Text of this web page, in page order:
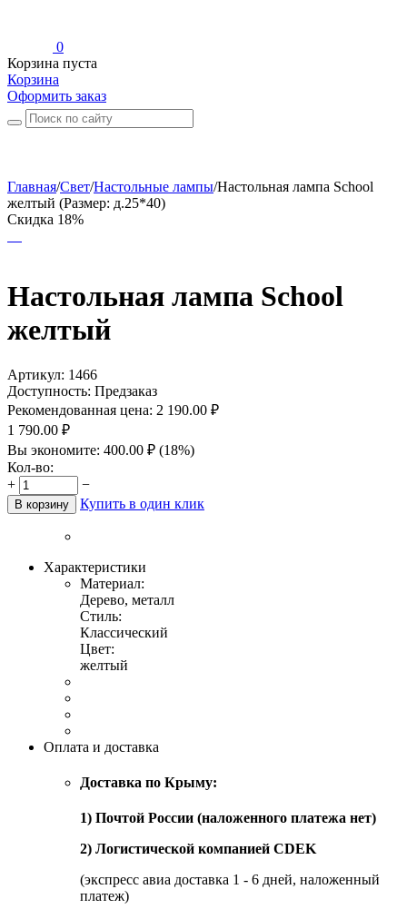
0
Корзина пуста
Корзина
Оформить заказ
Главная/Свет/Настольные лампы/Настольная лампа School
желтый (Размер: д.25*40)
Скидка 18%
Настольная лампа School
желтый
Артикул: 1466
Доступность: Предзаказ
Рекомендованная цена: 2 190.00 ₽
1 790.00 ₽
Вы экономите: 400.00 ₽ (18%)
Кол-во:
+
−
В корзину Купить в один клик
Характеристики
Материал:
Дерево, металл
Стиль:
Классический
Цвет:
желтый
Оплата и доставка
Доставка по Крыму:
1) Почтой России (наложенного платежа нет)
2) Логистической компанией CDEK
(экспресс авиа доставка 1 - 6 дней, наложенный
платеж)